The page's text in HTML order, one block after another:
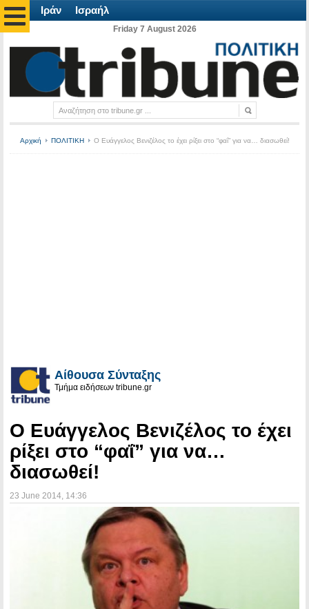
Ιράν Ισραήλ
Friday 7 August 2026
Αρχική ΠΟΛΙΤΙΚΗ Ο Ευάγγελος Βενιζέλος το έχει ρίξει στο “φαΐ” για να… διασωθεί!
Αίθουσα Σύνταξης
Τμήμα ειδήσεων tribune.gr
Ο Ευάγγελος Βενιζέλος το έχει
ρίξει στο “φαΐ” για να…
διασωθεί!
23 June 2014 , 14:36